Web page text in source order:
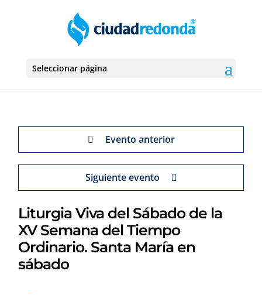
Seleccionar página
Evento anterior
Siguiente evento
Liturgia Viva del Sábado de la
XV Semana del Tiempo
Ordinario. Santa María en
sábado